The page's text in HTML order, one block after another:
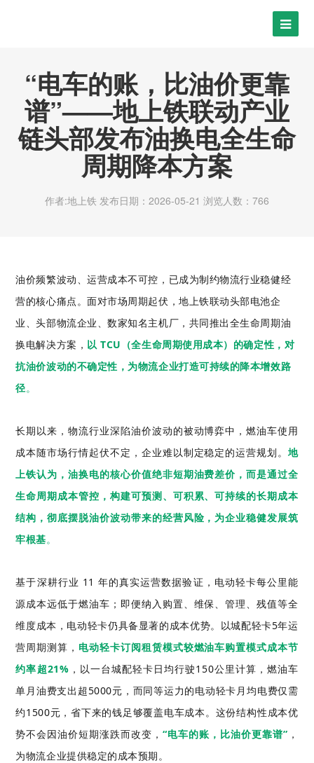
“电车的账，比油价更靠
谱”——地上铁联动产业
链头部发布油换电全生命
周期降本方案
作者:地上铁 发布日期：2026-05-21 浏览人数：766
油价频繁波动、运营成本不可控，已成为制约物流行业稳健经
营的核心痛点。面对市场周期起伏，地上铁联动头部电池企
业、头部物流企业、数家知名主机厂，共同推出全生命周期油
换电解决方案， 以TCU （全生命周期使用成本）的确定性，对
抗油价波动的不确定性，为物流企业打造可持续的降本增效路
径。
长期以来，物流行业深陷油价波动的被动博弈中，燃油车使用
成本随市场行情起伏不定，企业难以制定稳定的运营规划。地
上铁认为，油换电的核心价值绝非短期油费差价，而是通过全
生命周期成本管控，构建可预测、可积累、可持续的长期成本
结构，彻底摆脱油价波动带来的经营风险，为企业稳健发展筑
牢根基。
基于深耕行业 11 年的真实运营数据验证，电动轻卡每公里能
源成本远低于燃油车；即便纳入购置、维保、管理、残值等全
维度成本，电动轻卡仍具备显著的成本优势。以城配轻卡5年运
营周期测算， 电动轻卡订阅租赁模式较燃油车购置模式成本节
约率超21% ，以一台城配轻卡日均行驶150公里计算，燃油车
单月油费支出超5000元，而同等运力的电动轻卡月均电费仅需
约1500元，省下来的钱足够覆盖电车成本。这份结构性成本优
势不会因油价短期涨跌而改变，“电车的账，比油价更靠谱” ，
为物流企业提供稳定的成本预期。